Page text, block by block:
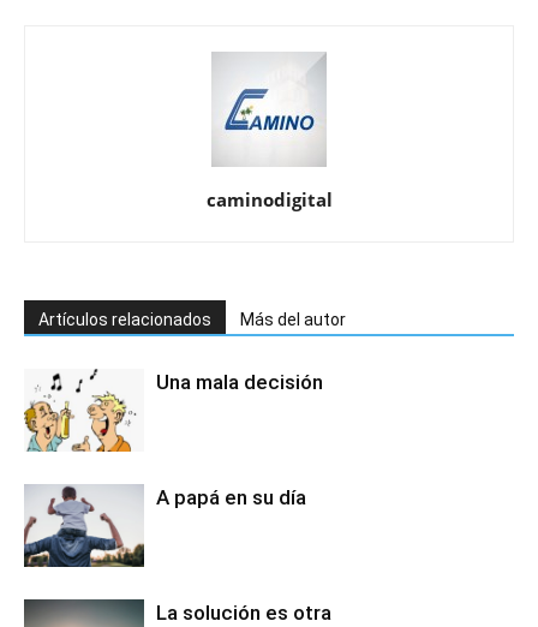
caminodigital
Artículos relacionados Más del autor
Una mala decisión
A papá en su día
La solución es otra